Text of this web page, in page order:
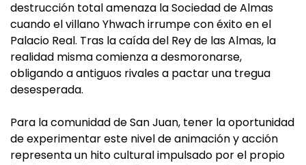
destrucción total amenaza la Sociedad de Almas
cuando el villano Yhwach irrumpe con éxito en el
Palacio Real. Tras la caída del Rey de las Almas, la
realidad misma comienza a desmoronarse,
obligando a antiguos rivales a pactar una tregua
desesperada.
Para la comunidad de San Juan, tener la oportunidad
de experimentar este nivel de animación y acción
representa un hito cultural impulsado por el propio